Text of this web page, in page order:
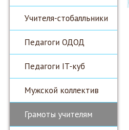
Учителя-стобалльники
Педагоги ОДОД
Педагоги IT-куб
Мужской коллектив
Грамоты учителям